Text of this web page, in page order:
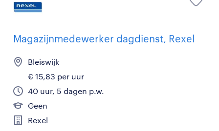
Magazijnmedewerker dagdienst, Rexel
Bleiswijk
€ 15,83 per uur
40 uur, 5 dagen p.w.
Geen
Rexel